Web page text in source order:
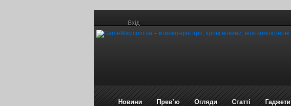
Вхід
Новини Прев’ю Огляди Статті Гаджети